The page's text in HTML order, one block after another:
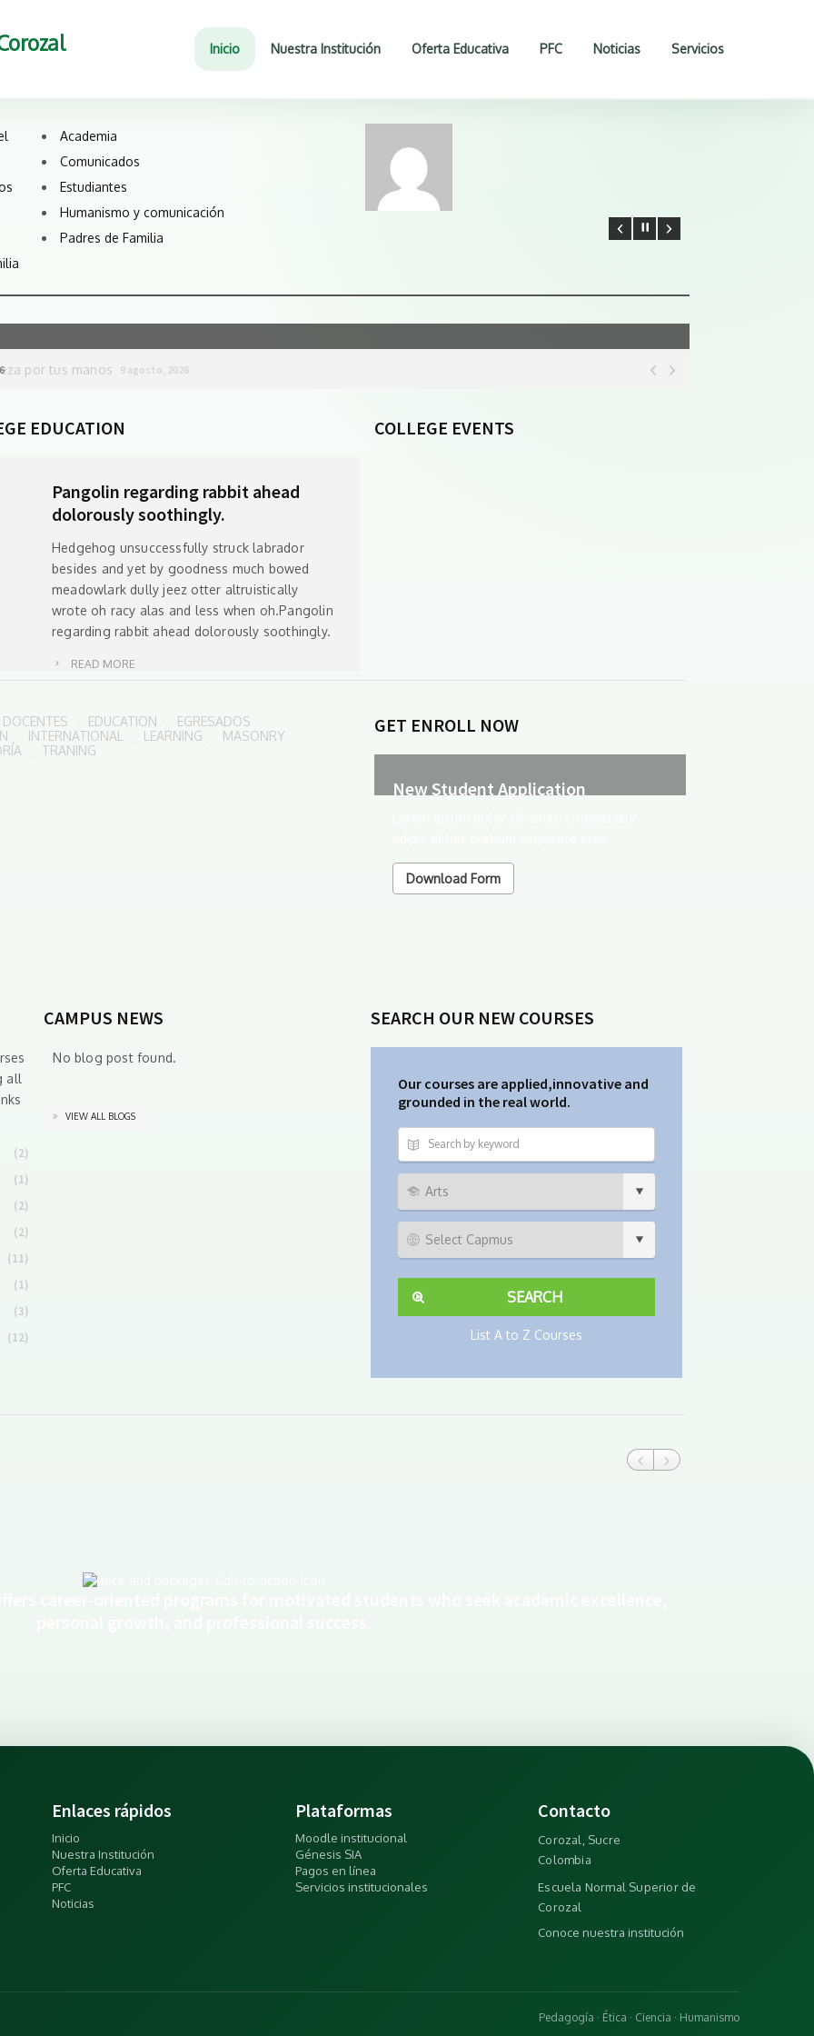
Academia
Comunicados
Estudiantes
Humanismo y comunicación
Padres de Familia
Read More
EDUCATION
Pangolin regarding rabbit ahead
dolorously soothingly.
Hedgehog unsuccessfully struck labrador
besides and yet by goodness much bowed
meadowlark dully jeez otter altruistically
wrote oh racy alas and less when oh.Pangolin
regarding rabbit ahead dolorously soothingly.
READ MORE
COLLEGE EVENTS
DOCENTES EDUCATION
EGRESADOS
INTERNATIONAL LEARNING
MASONRY
TRANING
GET ENROLL NOW
New Student Application
Download Form
all
(2)
(1)
(2)
(2)
(11)
(1)
(3)
(12)
CAMPUS NEWS
No blog post found.
VIEW ALL BLOGS
SEARCH OUR NEW COURSES
Our courses are applied,innovative and
grounded in the real world.
List A to Z Courses
Enlaces rápidos
Inicio
Nuestra Institución
Oferta Educativa
PFC
Noticias
Plataformas
Moodle institucional
Génesis SIA
Pagos en línea
Servicios institucionales
Contacto
Corozal, Sucre
Colombia
Escuela Normal Superior de
Corozal
Conoce nuestra institución
Pedagogía · Ética · Ciencia · Humanismo
Inicio Nuestra Institución Oferta Educativa PFC Noticias Servicios